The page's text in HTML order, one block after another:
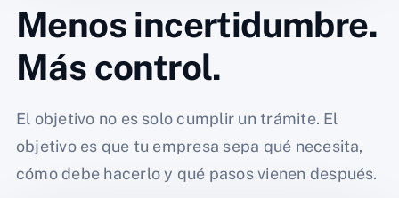
Menos incertidumbre.
Más control.
El objetivo no es solo cumplir un trámite. El
objetivo es que tu empresa sepa qué necesita,
cómo debe hacerlo y qué pasos vienen después.